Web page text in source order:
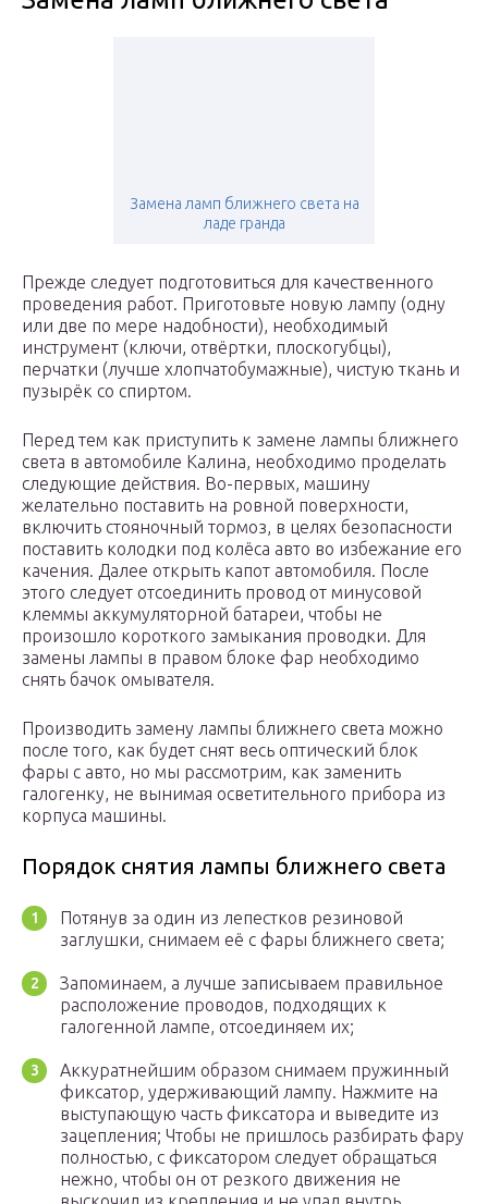
Замена ламп ближнего света на
ладе гранда
Прежде следует подготовиться для качественного
проведения работ. Приготовьте новую лампу (одну
или две по мере надобности), необходимый
инструмент (ключи, отвёртки, плоскогубцы),
перчатки (лучше хлопчатобумажные), чистую ткань и
пузырёк со спиртом.
Перед тем как приступить к замене лампы ближнего
света в автомобиле Калина, необходимо проделать
следующие действия. Во-первых, машину
желательно поставить на ровной поверхности,
включить стояночный тормоз, в целях безопасности
поставить колодки под колёса авто во избежание его
качения. Далее открыть капот автомобиля. После
этого следует отсоединить провод от минусовой
клеммы аккумуляторной батареи, чтобы не
произошло короткого замыкания проводки. Для
замены лампы в правом блоке фар необходимо
снять бачок омывателя.
Производить замену лампы ближнего света можно
после того, как будет снят весь оптический блок
фары с авто, но мы рассмотрим, как заменить
галогенку, не вынимая осветительного прибора из
корпуса машины.
Порядок снятия лампы ближнего света
Потянув за один из лепестков резиновой
заглушки, снимаем её с фары ближнего света;
Запоминаем, а лучше записываем правильное
расположение проводов, подходящих к
галогенной лампе, отсоединяем их;
Аккуратнейшим образом снимаем пружинный
фиксатор, удерживающий лампу. Нажмите на
выступающую часть фиксатора и выведите из
зацепления; Чтобы не пришлось разбирать фару
полностью, с фиксатором следует обращаться
нежно, чтобы он от резкого движения не